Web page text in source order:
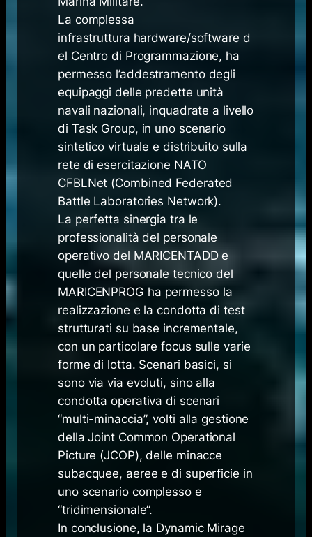
La complessa
infrastruttura hardware/software d
el Centro di Programmazione, ha
permesso l’addestramento degli
equipaggi delle predette unità
navali nazionali, inquadrate a livello
di Task Group, in uno scenario
sintetico virtuale e distribuito sulla
rete di esercitazione NATO
CFBLNet (Combined Federated
Battle Laboratories Network).
La perfetta sinergia tra le
professionalità del personale
operativo del MARICENTADD e
quelle del personale tecnico del
MARICENPROG ha permesso la
realizzazione e la condotta di test
strutturati su base incrementale,
con un particolarefocus sulle varie
forme di lotta. Scenari basici, si
sono via via evoluti, sino alla
condotta operativa di scenari
“multi-minaccia”, volti alla gestione
dellaJoint Common Operational
Picture (JCOP), delle minacce
subacquee, aeree e di superficie in
uno scenario complesso e
“tridimensionale”.
In conclusione, la Dynamic Mirage